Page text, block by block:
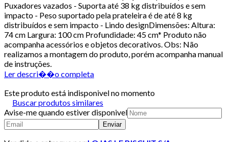
Puxadores vazados - Suporta até 38 kg distribuídos e sem
impacto - Peso suportado pela prateleira é de até 8 kg
distribuídos e sem impacto - Lindo designDimensões: Altura:
74 cm Largura: 100 cm Profundidade: 45 cm* Produto não
acompanha acessórios e objetos decorativos. Obs: Não
realizamos a montagem do produto, porém acompanha manual
de instruções.
Ler descri��o completa
Este produto está indisponivel no momento
Buscar produtos similares
Avise-me quando estiver disponivel
Enviar